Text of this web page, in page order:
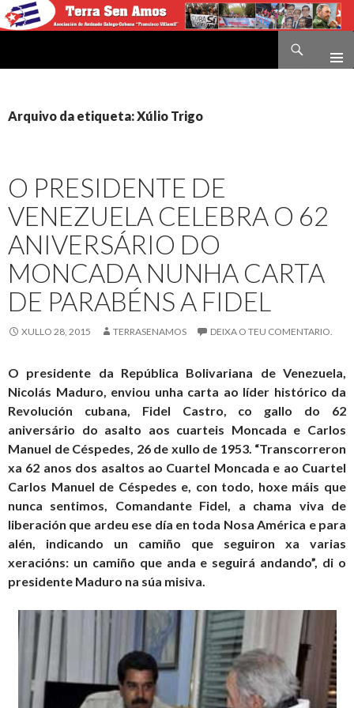
Arquivo da etiqueta: Xúlio Trigo
O PRESIDENTE DE
VENEZUELA CELEBRA O 62
ANIVERSÁRIO DO
MONCADA NUNHA CARTA
DE PARABÉNS A FIDEL
XULLO 28, 2015 TERRASENAMOS DEIXA O TEU COMENTARIO.
O presidente da República Bolivariana de Venezuela,
Nicolás Maduro, enviou unha carta ao líder histórico da
Revolución cubana, Fidel Castro, co gallo do 62
aniversário do asalto aos cuarteis Moncada e Carlos
Manuel de Céspedes, 26 de xullo de 1953. “Transcorreron
xa 62 anos dos asaltos ao Cuartel Moncada e ao Cuartel
Carlos Ma­nuel de Céspedes e, con todo, hoxe máis que
nunca sentimos, Comandante Fi­del, a chama viva de
liberación que ardeu ese día en toda Nosa América e para
alén, indicando un camiño que seguiron xa varias
xeracións: un camiño que anda e seguirá andando”, di o
presidente Maduro na súa misiva.